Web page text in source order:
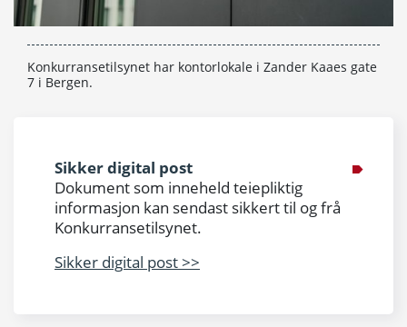
Konkurransetilsynet har kontorlokale i Zander Kaaes gate
7 i Bergen.
Sikker digital post
Dokument som inneheld teiepliktig
informasjon kan sendast sikkert til og frå
Konkurransetilsynet.
Sikker digital post >>